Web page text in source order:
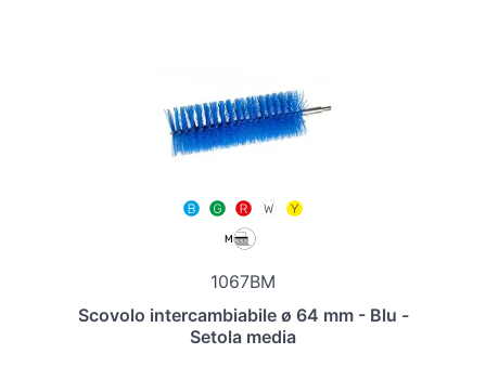
1067BM
Scovolo intercambiabile ø 64 mm - Blu -
Setola media